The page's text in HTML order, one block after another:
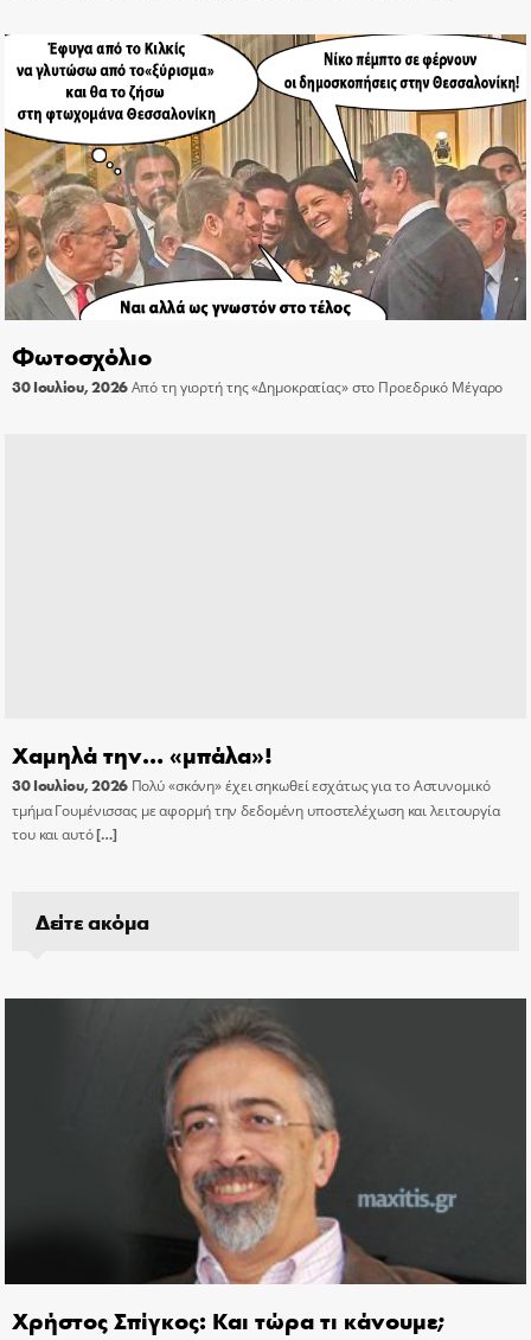
Φωτοσχόλιο
30 Ιουλίου, 2026Από τη γιορτή της «Δημοκρατίας» στο Προεδρικό Μέγαρο
Χαμηλά την… «μπάλα»!
30 Ιουλίου, 2026 Πολύ «σκόνη» έχει σηκωθεί εσχάτως για το Αστυνομικό
τμήμα Γουμένισσας με αφορμή την δεδομένη υποστελέχωση και λειτουργία
του και αυτό[…]
Δείτε ακόμα
Χρήστος Σπίγκος: Και τώρα τι κάνουμε;